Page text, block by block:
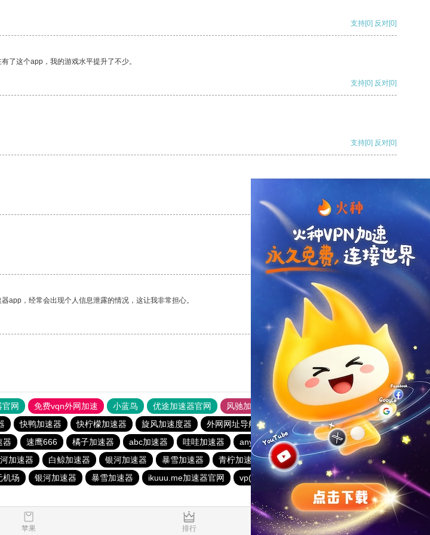
支持[0] 反对[0]
了这个app，我的游戏水平提升了不少。
支持[0] 反对[0]
支持[0] 反对[0]
支持
支持[0] 反对[0]
app，经常会出现个人信息泄露的情况，这让我非常担心。
支持[0] 反对[0]
官网 免费vqn外网加速 小蓝鸟 优途加速器官网 风驰加速器
旋风加速器
快鸭加速器 快柠檬加速器 旋风加速度器 外网网址导航 软件中心
免费海外pvn加速器
器 速鹰666 橘子加速器 abc加速器 哇哇加速器 anyconnect 银河加速器
银河加速器
加速器 白鲸加速器 银河加速器 暴雪加速器 青柠加速器 纵云梯加速器
anyconnect
机场 银河加速器 暴雪加速器 ikuuu.me加速器官网 vp(永久免费)加速器
vp(永久免费)加速器
苹果 排行 推荐